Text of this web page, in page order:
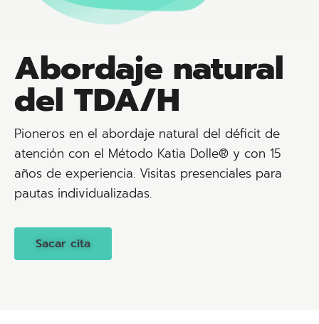
Abordaje natural
del TDA/H
Pioneros en el abordaje natural del déficit de
atención con el Método Katia Dolle® y con 15
años de experiencia. Visitas presenciales para
pautas individualizadas.
Sacar cita